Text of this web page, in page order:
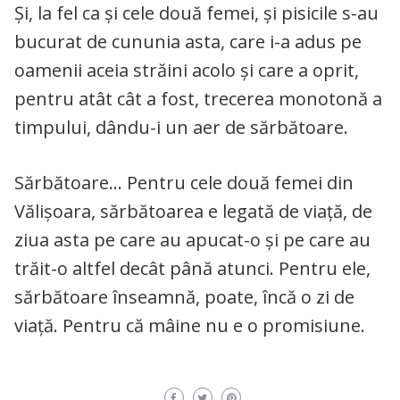
Și, la fel ca și cele două femei, și pisicile s-au
bucurat de cununia asta, care i-a adus pe
oamenii aceia străini acolo și care a oprit,
pentru atât cât a fost, trecerea monotonă a
timpului, dându-i un aer de sărbătoare.
Sărbătoare… Pentru cele două femei din
Vălișoara, sărbătoarea e legată de viață, de
ziua asta pe care au apucat-o și pe care au
trăit-o altfel decât până atunci. Pentru ele,
sărbătoare înseamnă, poate, încă o zi de
viață. Pentru că mâine nu e o promisiune.